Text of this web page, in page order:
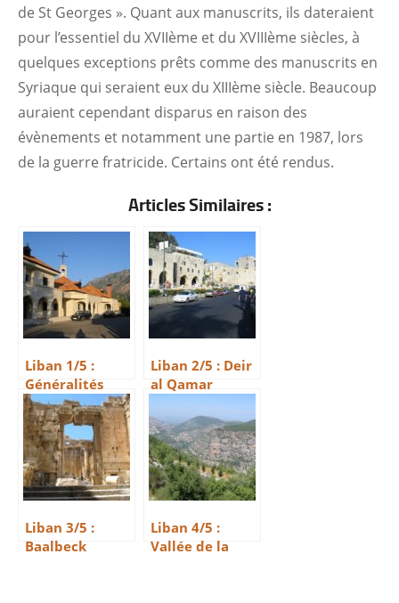
de St Georges ». Quant aux manuscrits, ils dateraient
pour l’essentiel du XVIIème et du XVIIIème siècles, à
quelques exceptions prêts comme des manuscrits en
Syriaque qui seraient eux du XIIIème siècle. Beaucoup
auraient cependant disparus en raison des
évènements et notamment une partie en 1987, lors
de la guerre fratricide. Certains ont été rendus.
Articles Similaires :
Liban 1/5 :
Généralités
Liban 2/5 : Deir
al Qamar
Liban 3/5 :
Baalbeck
Liban 4/5 :
Vallée de la